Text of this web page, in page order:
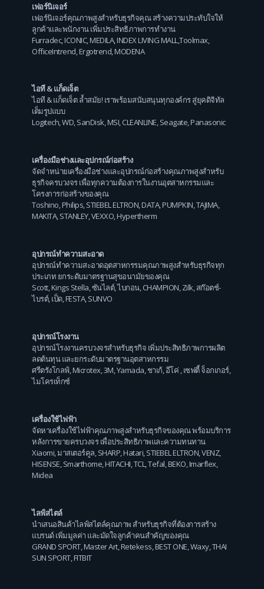
เฟอร์นิเจอร์
เฟอร์นิเจอร์คุณภาพสูงสำหรับธุรกิจคุณ สร้างความประทับใจให้
ลูกค้าและพนักงาน เพิ่มประสิทธิภาพการทำงาน
Furradec, ICONIC, MEDILA, INDEX LIVING MALL Toolmax
OfficeIntrend Ergotrend MODENA
ไอที & แก็ดเจ็ต
ไอที & แก็ดเจ็ต ล้ำสมัย! เราพร้อมสนับสนุนทุกองค์กร สู่ยุคดิจิทัล
เต็มรูปแบบ
Logitech,WD,SanDisk,MSI,CLEANLINE,Seagate,Panasonic
เครื่องมือช่างและอุปกรณ์ก่อสร้าง
จัดจำหน่ายเครื่องมือช่างและอุปกรณ์ก่อสร้างคุณภาพสูงสำหรับ
ธุรกิจครบวงจร เพื่อทุกความต้องการในงานอุตสาหกรรมและ
โครงการก่อสร้างของคุณ
Toshino,Philips,STIEBEL ELTRON,DATA,PUMPKIN,TAJIMA,
MAKITA,STANLEY,VEXXO,Hypertherm
อุปกรณ์ทำความสะอาด
อุปกรณ์ทำความสะอาดอุตสาหกรรมคุณภาพสูงสำหรับธุรกิจทุก
ประเภท ยกระดับมาตรฐานสุขอนามัยของคุณ
Scott,Kings Stella,ซันไลต์,ไบกอน,CHAMPION,Zilk,สก๊อตช์-
ไบรต์,เป็ด,FESTA,SUNVO
อุปกรณ์โรงงาน
อุปกรณ์โรงงานครบวงจรสำหรับธุรกิจ เพิ่มประสิทธิภาพการผลิต
ลดต้นทุน และยกระดับมาตรฐานอุตสาหกรรม
ศรีตรังโกลฟ์,Microtex,3M,Yamada,ชาเก้,อีโค่ ,เซฟตี้ จ็อกเกอร์,
ไมโครเท็กซ์
เครื่องใช้ไฟฟ้า
จัดหาเครื่องใช้ไฟฟ้าคุณภาพสูงสำหรับธุรกิจของคุณ พร้อมบริการ
หลังการขายครบวงจร เพื่อประสิทธิภาพและความทนทาน
Xiaomi,มาสเตอร์คูล,SHARP,Hatari,STIEBEL ELTRON,VENZ,
HISENSE,Smarthome,HITACHI,TCL,Tefal,BEKO,Imarflex,
Midea
ไลฟ์สไตล์
นำเสนอสินค้าไลฟ์สไตล์คุณภาพ สำหรับธุรกิจที่ต้องการสร้าง
แบรนด์ เพิ่มมูลค่า และมัดใจลูกค้าคนสำคัญของคุณ
GRAND SPORT,Master Art,Retekess,BEST ONE,Waxy,THAI
SUN SPORT,FITBIT